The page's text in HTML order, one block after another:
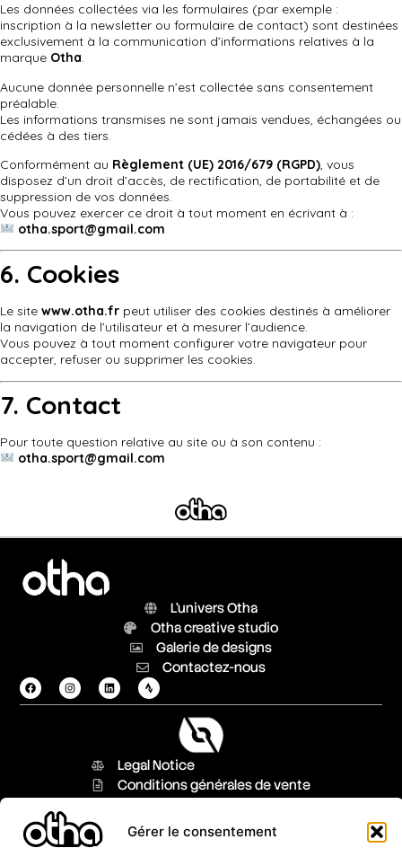
Gérer le consentement
Les données collectées via les formulaires (par exemple :
inscription à la newsletter ou formulaire de contact) sont destinées
exclusivement à la communication d’informations relatives à la
marque Otha.
Aucune donnée personnelle n’est collectée sans consentement
préalable.
Les informations transmises ne sont jamais vendues, échangées ou
cédées à des tiers.
Conformément au Règlement (UE) 2016/679 (RGPD), vous
disposez d’un droit d’accès, de rectification, de portabilité et de
suppression de vos données.
Vous pouvez exercer ce droit à tout moment en écrivant à :
otha.sport@gmail.com
6. Cookies
Le site www.otha.fr peut utiliser des cookies destinés à améliorer
la navigation de l’utilisateur et à mesurer l’audience.
Vous pouvez à tout moment configurer votre navigateur pour
accepter, refuser ou supprimer les cookies.
7. Contact
Pour toute question relative au site ou à son contenu :
otha.sport@gmail.com
L'univers Otha
Otha creative studio
Galerie de designs
Contactez-nous
Legal Notice
Conditions générales de vente
Modalités de retour